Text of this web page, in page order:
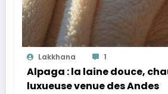
Lakkhana 1
Alpaga : la laine douce,
luxueuse venue des Andes